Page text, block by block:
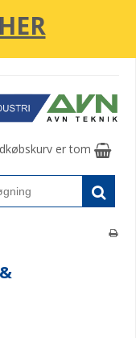
HER
er tom